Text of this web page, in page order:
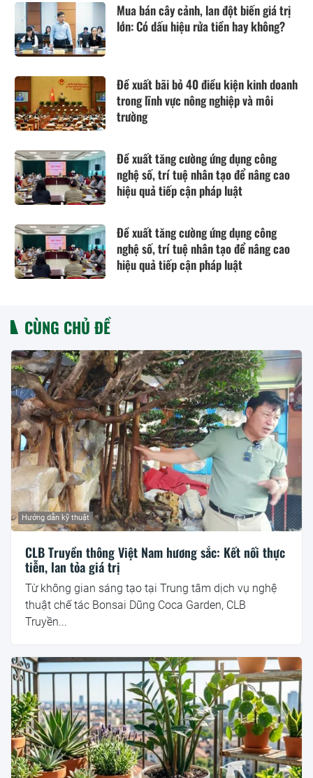
Mua bán cây cảnh, lan đột biến giá trị
lớn: Có dấu hiệu rửa tiền hay không?
Đề xuất bãi bỏ 40 điều kiện kinh doanh
trong lĩnh vực nông nghiệp và môi
trường
Đề xuất tăng cường ứng dụng công
nghệ số, trí tuệ nhân tạo để nâng cao
hiệu quả tiếp cận pháp luật
Đề xuất tăng cường ứng dụng công
nghệ số, trí tuệ nhân tạo để nâng cao
hiệu quả tiếp cận pháp luật
CÙNG CHỦ ĐỀ
Hướng dẫn kỹ thuật
CLB Truyền thông Việt Nam hương sắc: Kết nối thực
tiễn, lan tỏa giá trị
Từ không gian sáng tạo tại Trung tâm dịch vụ nghệ
thuật chế tác Bonsai Dũng Coca Garden, CLB
Truyền...